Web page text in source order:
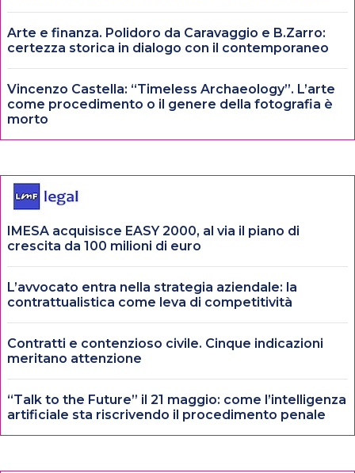
Arte e finanza. Polidoro da Caravaggio e B.Zarro:
certezza storica in dialogo con il contemporaneo
Vincenzo Castella: “Timeless Archaeology”. L’arte
come procedimento o il genere della fotografia è
morto
IMESA acquisisce EASY 2000, al via il piano di
crescita da 100 milioni di euro
L’avvocato entra nella strategia aziendale: la
contrattualistica come leva di competitività
Contratti e contenzioso civile. Cinque indicazioni
meritano attenzione
“Talk to the Future” il 21 maggio: come l’intelligenza
artificiale sta riscrivendo il procedimento penale